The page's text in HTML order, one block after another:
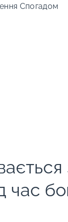
Спогадом
час